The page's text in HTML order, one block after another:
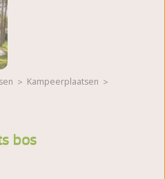
kampeerplaatsen
bos